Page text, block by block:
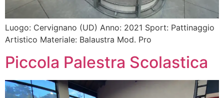
Luogo: Cervignano (UD) Anno: 2021 Sport: Pattinaggio
Artistico Materiale: Balaustra Mod. Pro
Piccola Palestra Scolastica